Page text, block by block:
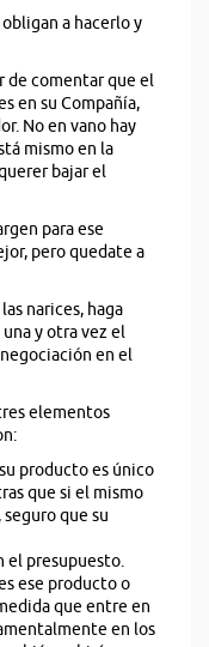
a hacerlo y
de comentar que el
en su Compañía,
No en vano hay
mismo en la
bajar el
para ese
pero quedate a
narices, haga
y otra vez el
en el
elementos
producto es único
que si el mismo
que su
el presupuesto.
ese producto o
que entre en
en los